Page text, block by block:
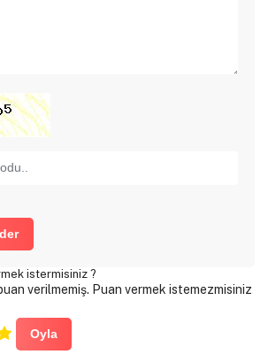
istermisiniz ?
verilmemiş. Puan vermek istemezmisiniz